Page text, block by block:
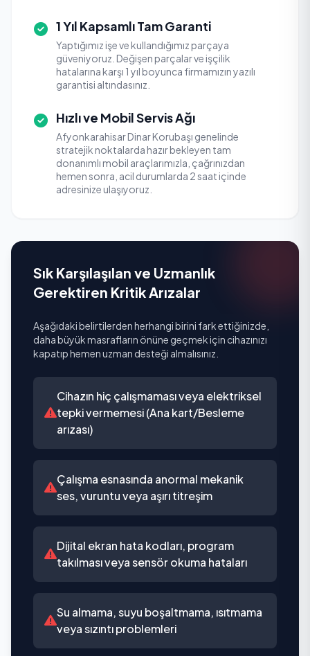
1 Yıl Kapsamlı Tam Garanti
Yaptığımız işe ve kullandığımız parçaya
güveniyoruz. Değişen parçalar ve işçilik
hatalarına karşı 1 yıl boyunca firmamızın yazılı
garantisi altındasınız.
Hızlı ve Mobil Servis Ağı
Afyonkarahisar Dinar Korubaşı genelinde
stratejik noktalarda hazır bekleyen tam
donanımlı mobil araçlarımızla, çağrınızdan
hemen sonra, acil durumlarda 2 saat içinde
adresinize ulaşıyoruz.
Sık Karşılaşılan ve Uzmanlık
Gerektiren Kritik Arızalar
Aşağıdaki belirtilerden herhangi birini fark ettiğinizde,
daha büyük masrafların önüne geçmek için cihazınızı
kapatıp hemen uzman desteği almalısınız.
Cihazın hiç çalışmaması veya elektriksel
tepki vermemesi (Ana kart/Besleme
arızası)
Çalışma esnasında anormal mekanik
ses, vuruntu veya aşırı titreşim
Dijital ekran hata kodları, program
takılması veya sensör okuma hataları
Su almama, suyu boşaltmama, ısıtmama
veya sızıntı problemleri